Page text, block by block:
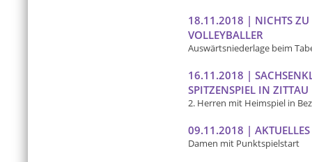
18.11.2018 | NICHTS ZU
VOLLEYBALLER
Auswärtsniederlage beim
16.11.2018 |
SPITZENSPIEL IN ZITTAU
2. Herren mit Heimspiel in
09.11.2018 | AKTUELLES
Damen mit Punktspielstart